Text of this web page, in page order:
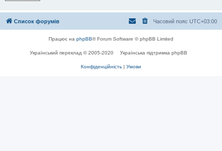
Список форумів Часовий пояс UTC+03:00
Працює на phpBB® Forum Software © phpBB Limited
Український переклад © 2005-2020 Українська підтримка phpBB
Конфіденційність | Умови